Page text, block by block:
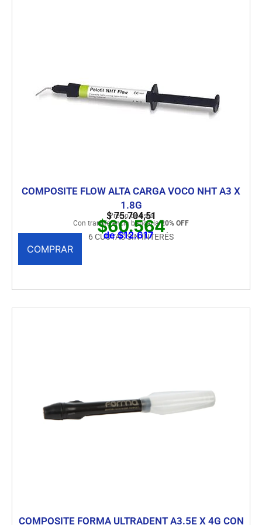
COMPOSITE FLOW ALTA CARGA VOCO NHT A3 X
1.8G
Precio de lista
$75.704,51
Con transferencia bancaria20% OFF
$60.564
6 CUOTAS SIN INTERÉS
de $12.617
COMPRAR
COMPOSITE FORMA ULTRADENT A3.5E X 4G CON